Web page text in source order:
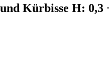
Kürbisse H: 0,3